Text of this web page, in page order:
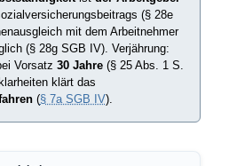
(§ 28e
mit dem Arbeitnehmer
(§ 28g SGB IV). Verjährung:
Vorsatz 30 Jahre(§ 25 Abs. 1 S.
klärt das
(§ 7a SGB IV).